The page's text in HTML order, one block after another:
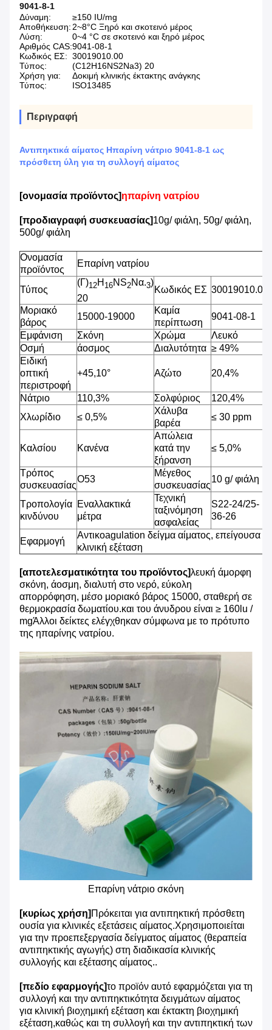
9041-8-1
Δύναμη:
≥150 IU/mg
Αποθήκευση:2~8°C Ξηρό και σκοτεινό μέρος
Λύση:
0~4 °C σε σκοτεινό και ξηρό μέρος
Αριθμός CAS:9041-08-1
Κωδικός ΕΣ: 30019010.00
Τύπος:
(C12H16NS2Na3) 20
Χρήση για:
Δοκιμή κλινικής έκτακτης ανάγκης
Τύπος:
ISO13485
Περιγραφή
Αντιπηκτικά αίματος Ηπαρίνη νάτριο 9041-8-1 ως
πρόσθετη ύλη για τη συλλογή αίματος
[ονομασία προϊόντος]ηπαρίνη νατρίου
[προδιαγραφή συσκευασίας]10g/ φιάλη, 50g/ φιάλη,
500g/ φιάλη
Ονομασία
προϊόντος
Επαρίνη νατρίου
Τύπος
(Γ)12H 16NS2Να.3)
20
Κωδικός ΕΣ 30019010.00
Μοριακό
βάρος
15000-19000
Καμία
περίπτωση
9041-08-1
Εμφάνιση
Σκόνη Χρώμα
Λευκό
Οσμή
άοσμος Διαλυτότητα ≥ 49%
Ειδική
οπτική
περιστροφή
+45,10° Αζώτο 20,4%
Νάτριο 110,3% Σολφύριος
120,4%
Χλωρίδιο
≤ 0,5%
Χάλυβα
βαρέα
≤ 30 ppm
Καλσίου Κανένα
Απώλεια
κατά την
ξήρανση
≤ 5,0%
Τρόπος
συσκευασίας
O53
Μέγεθος
συσκευασίας
10 g/ φιάλη
Τροπολογία
κινδύνου
Εναλλακτικά
μέτρα
Τεχνική
ταξινόμηση
ασφαλείας
S22-24/25-
36-26
Εφαρμογή
Αντικοagulation δείγμα αίματος, επείγουσα
κλινική εξέταση
[αποτελεσματικότητα του προϊόντος]λευκή άμορφη
σκόνη, άοσμη, διαλυτή στο νερό, εύκολη
απορρόφηση, μέσο μοριακό βάρος 15000, σταθερή σε
θερμοκρασία δωματίου.και του άνυδρου είναι ≥ 160lu /
mgΆλλοι δείκτες ελέγχθηκαν σύμφωνα με το πρότυπο
της ηπαρίνης νατρίου.
Επαρίνη νάτριο σκόνη
[κυρίως χρήση] Πρόκειται για αντιπηκτική πρόσθετη
ουσία για κλινικές εξετάσεις αίματος.Χρησιμοποιείται
για την προεπεξεργασία δείγματος αίματος (θεραπεία
αντιπηκτικής αγωγής) στη διαδικασία κλινικής
συλλογής και εξέτασης αίματος..
[πεδίο εφαρμογής]το προϊόν αυτό εφαρμόζεται για τη
συλλογή και την αντιπηκτικότητα δειγμάτων αίματος
για κλινική βιοχημική εξέταση και έκτακτη βιοχημική
εξέταση,καθώς και τη συλλογή και την αντιπηκτική των